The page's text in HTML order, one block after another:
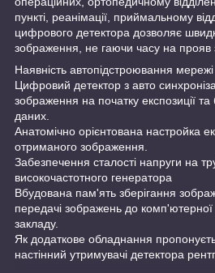
пункті, реанімації, приймальному
цифрового детектора дозволяє
зображення, не гаючи часу на прояв
Наявність автопідстроювання
Цифровий детектор з авто
зображення на початку експозиції
даних.
Анатомічно орієнтована настройка
отриманого зображення.
Забезпечення сталості напруги на
високочастотного генератора
Вбудована пам'ять зберігання
передачі зображень до комп'ютерної
закладу.
Як додаткове обладнання
настінний утримувачі детектора